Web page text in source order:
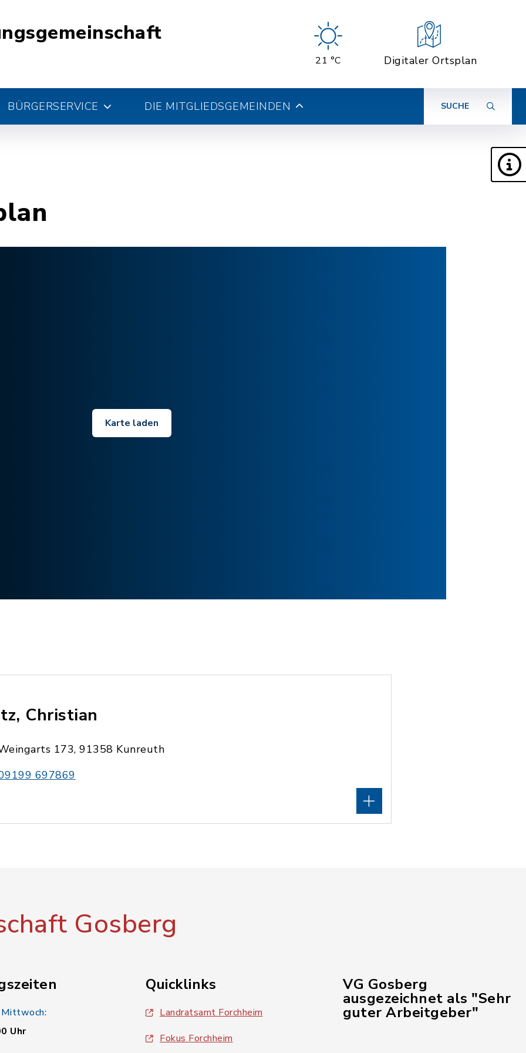
21 °C Digitaler Ortsplan
BÜRGERSERVICE DIE MITGLIEDSGEMEINDEN SUCHE
Karte laden
Christian
173, 91358 Kunreuth
697869
Gosberg
Uhr
Quicklinks
Landratsamt Forchheim
Fokus Forchheim
VG Gosberg
ausgezeichnet als "Sehr
guter Arbeitgeber"